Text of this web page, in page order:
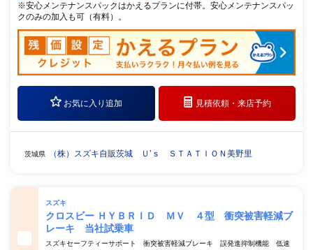
※安心メンテナンスパックはかえるプランに付帯。安心メンテナンスパッ
クのみの加入も可（有料）。
お気に入り追加 見積依頼・来店予約
茨城県 （株）スズキ自販茨城 Ｕ’ｓ ＳＴＡＴＩＯＮ美野里
スズキ
クロスビー ＨＹＢＲＩＤ ＭＶ ４型 衝突被害軽減ブ
レーキ 当社試乗車
スズキセーフティーサポート 衝突被害軽減ブレーキ 誤発進抑制機能 低速